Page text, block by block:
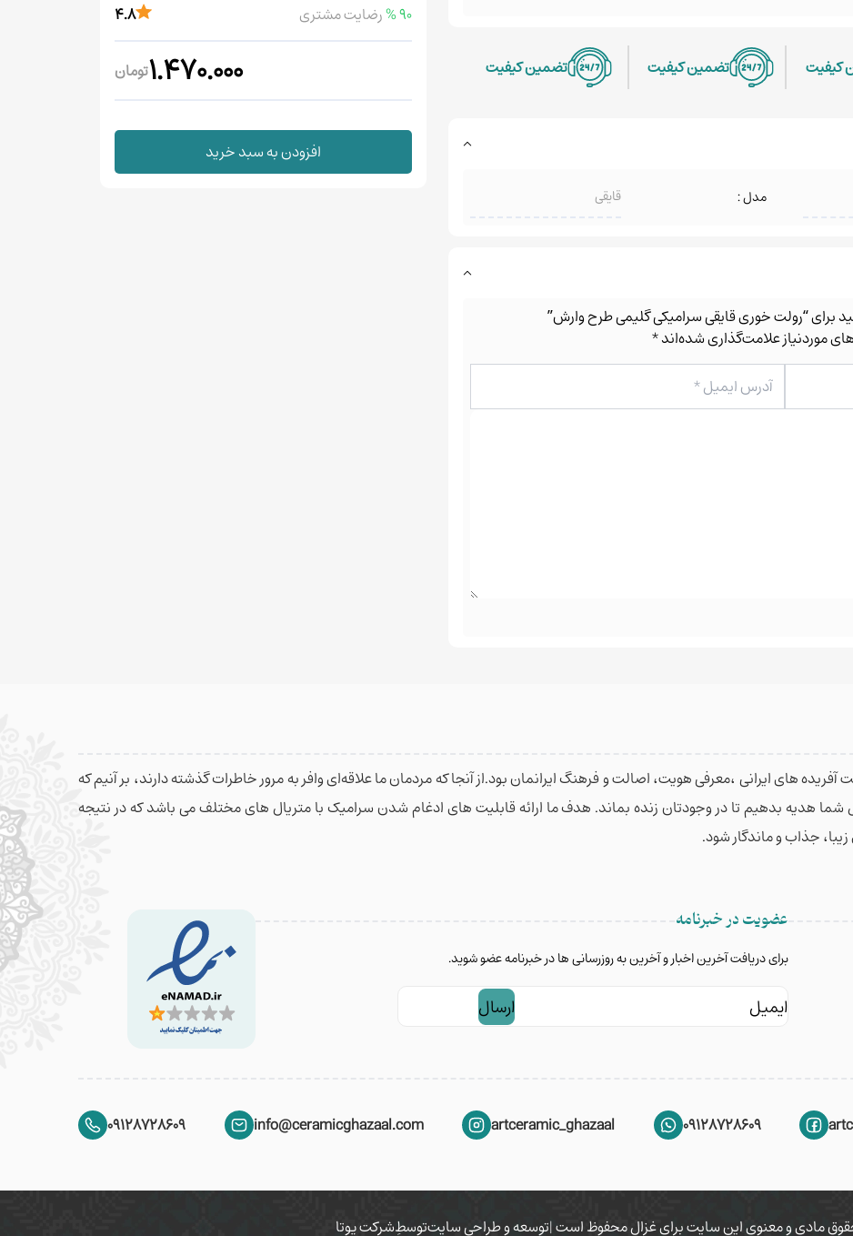
کیفیت تضمین کیفیت تضمین کیفیت
مدل : قایقی
برای “رولت خوری قایقی سرامیکی گلیمی طرح وارش”
موردنیاز علامت‌گذاری شده‌اند*
90 % رضایت مشتری 4.8
1.470.000تومان
افزودن به سبد خرید
های ایرانی ،معرفی هویت، اصالت و فرهنگ ایرانمان بود.از آنجا که مردمان ما علاقه‌ای وافر به مرور خاطرات گذشته دارند، بر آنیم که
شما هدیه بدهیم تا در وجودتان زنده بماند. هدف ما ارائه قابلیت های ادغام شدن سرامیک با متریال های مختلف می باشد که در نتیجه
جذاب و ماندگار شود.
عضویت در خبرنامه
برای دریافت آخرین اخبار و آخرین به روزرسانی ها در خبرنامه عضو شوید.
09128728609
artceramic_ghazaal
info@ceramicghazaal.com
09128728609
مادی و معنوی این سایت برای غزال محفوظ است |توسعه و طراحی سایتتوسطِشرکت یوتا